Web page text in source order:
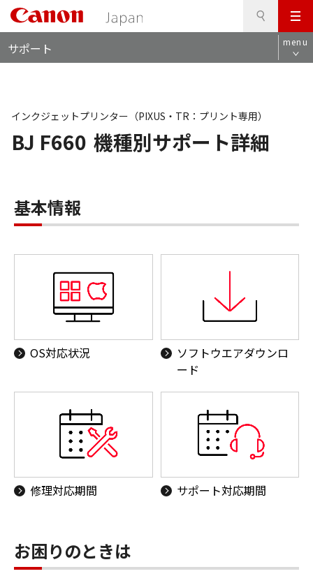
メ
ニ
ュ
サポート menu
BJ F660 機種別サポート詳細
インクジェットプリンター（PIXUS・TR：プリント専用）
基本情報
OS対応状況
ソフトウエアダウンロ
ード
修理対応期間 サポート対応期間
お困りのときは